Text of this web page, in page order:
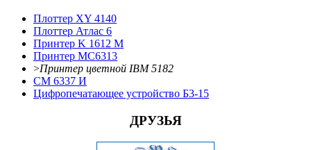
Плоттер XY 4140
Плоттер Атлас 6
Принтер K 1612 M
Принтер МС6313
>Принтер цветной IBM 5182
СМ 6337 И
Цифропечатающее устройство Б3-15
ДРУЗЬЯ